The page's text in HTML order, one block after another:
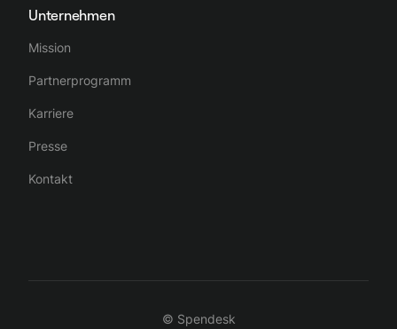
Unternehmen
Mission
Partnerprogramm
Karriere
Presse
Kontakt
© Spendesk